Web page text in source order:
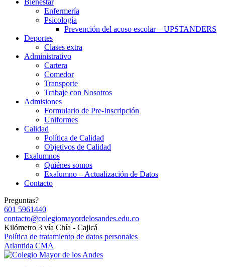
Bienestar
Enfermería
Psicología
Prevención del acoso escolar – UPSTANDERS
Deportes
Clases extra
Administrativo
Cartera
Comedor
Transporte
Trabaje con Nosotros
Admisiones
Formulario de Pre-Inscripción
Uniformes
Calidad
Política de Calidad
Objetivos de Calidad
Exalumnos
Quiénes somos
Exalumno – Actualización de Datos
Contacto
Preguntas?
601 5961440
contacto@colegiomayordelosandes.edu.co
Kilómetro 3 vía Chía - Cajicá
Política de tratamiento de datos personales
Atlantida CMA